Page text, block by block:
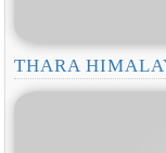
THARA